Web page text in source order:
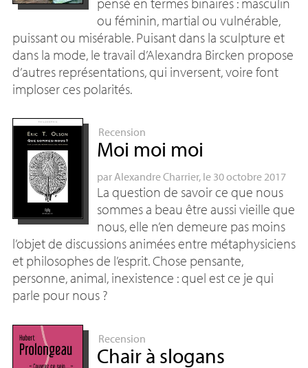
ou féminin, martial ou vulnérable,
puissant ou misérable. Puisant dans la sculpture et
dans la mode, le travail d’Alexandra Bircken propose
d’autres représentations, qui inversent, voire font
imploser ces polarités.
Recension
Moi moi moi
par Alexandre Charrier, le 30 octobre 2017
La question de savoir ce que nous
sommes a beau être aussi vieille que
nous, elle n’en demeure pas moins
l’objet de discussions animées entre métaphysiciens
et philosophes de l’esprit. Chose pensante,
personne, animal, inexistence : quel est ce je qui
parle pour nous ?
Recension
Chair à slogans